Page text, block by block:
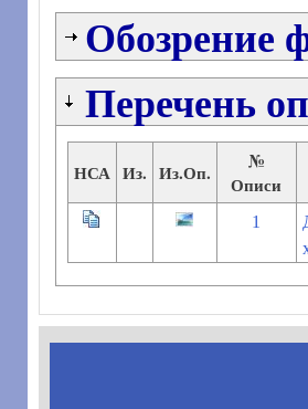
Обозрение
Перечень
НСА Из. Из.Оп.
№
Описи
1